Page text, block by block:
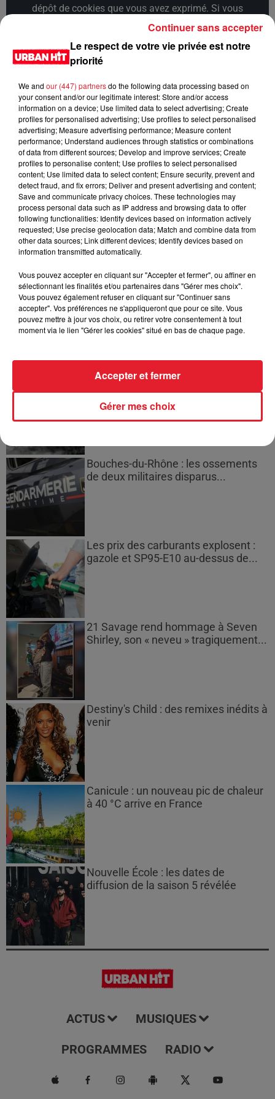
dépôt de cookies que vous avez exprimé. Si vous
souhaitez l'afficher, merci de nous donner votre accord
Afficher l'élément
LES DERNIÈRES NEWS Voir plus
Jay-Z se bat contre la grand-mère
d'un homme prétendant être son fils
Cassie met fin à une ex-escorte
masculine dans sa bataille...
Des vitres tombent de la tour
Montparnasse : des désaccords
entre...
Incendies en Gironde : encore
plusieurs semaines avant
l'extinction...
Bouches-du-Rhône : les ossements
de deux militaires disparus...
Les prix des carburants explosent :
gazole et SP95-E10 au-dessus de...
21 Savage rend hommage à Seven
Shirley, son « neveu » tragiquement...
Destiny's Child : des remixes inédits à
venir
Canicule : un nouveau pic de chaleur
à 40 °C arrive en France
Nouvelle École : les dates de
diffusion de la saison 5 révélée
ACTUS MUSIQUES
PROGRAMMES RADIO
Le respect de votre vie privée est notre
priorité
We and our (447) partnersdo the following data processing based on
your consent and/or our legitimate interest: Store and/or access
information on a device; Use limited data to select advertising; Create
profiles for personalised advertising; Use profiles to select personalised
advertising; Measure advertising performance; Measure content
performance; Understand audiences through statistics or combinations
of data from different sources; Develop and improve services; Create
profiles to personalise content; Use profiles to select personalised
content; Use limited data to select content; Ensure security, prevent and
detect fraud, and fix errors; Deliver and present advertising and content;
Save and communicate privacy choices. These technologies may
process personal data such as IP address and browsing data to offer
following functionalities: Identify devices based on information actively
requested; Use precise geolocation data; Match and combine data from
other data sources; Link different devices; Identify devices based on
information transmitted automatically.
Vous pouvez accepter en cliquant sur "Accepter et fermer", ou affiner en
sélectionnant les finalités et/ou partenaires dans "Gérer mes choix".
Vous pouvez également refuser en cliquant sur "Continuer sans
accepter". Vos préférences ne s'appliqueront que pour ce site. Vous
pouvez mettre à jour vos choix, ou retirer votre consentement à tout
moment via le lien "Gérer les cookies" situé en bas de chaque page.
Gérer mes choix
Accepter et fermer
Continuer sans accepter